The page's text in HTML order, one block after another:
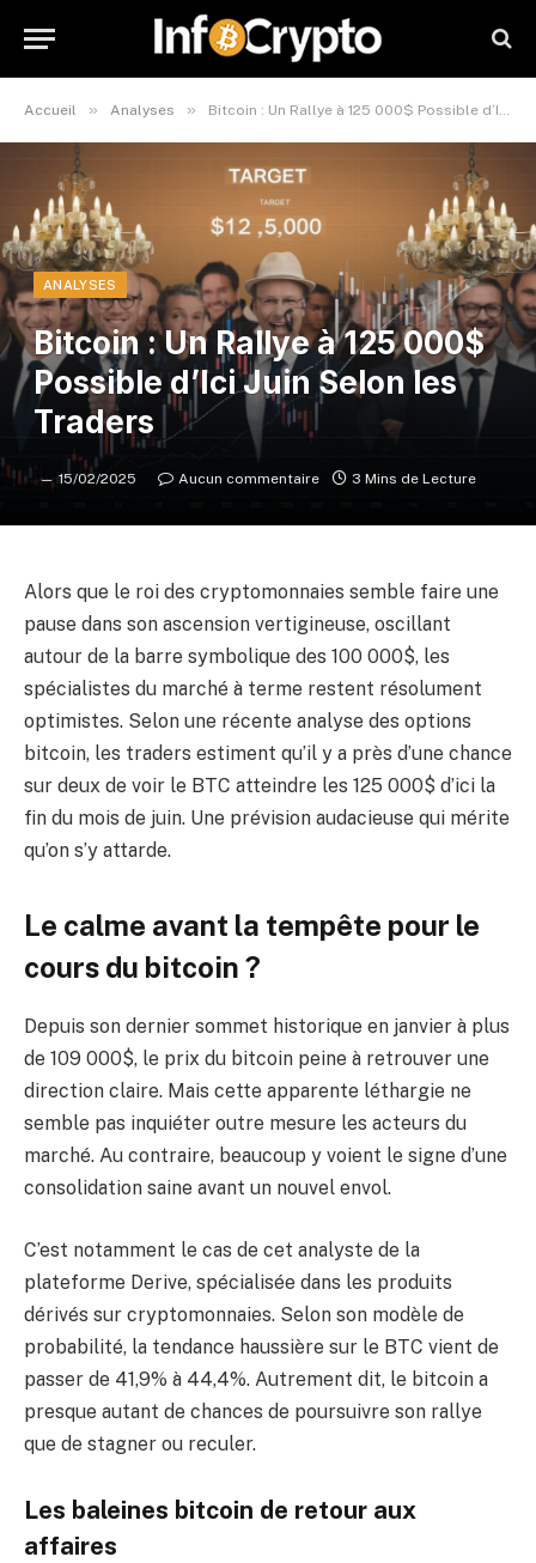
Accueil » Analyses » Bitcoin : Un Rallye à 125 000$ Possible d’Ici Juin Selon les Traders
ANALYSES
Bitcoin : Un Rallye à 125 000$
Possible d’Ici Juin Selon les
Traders
15/02/2025 Aucun commentaire 3 Mins de Lecture
Alors que le roi des cryptomonnaies semble faire une
pause dans son ascension vertigineuse, oscillant
autour de la barre symbolique des 100 000$, les
spécialistes du marché à terme restent résolument
optimistes. Selon une récente analyse des options
bitcoin, les traders estiment qu’il y a près d’une chance
sur deux de voir le BTC atteindre les 125 000$ d’ici la
fin du mois de juin. Une prévision audacieuse qui mérite
qu’on s’y attarde.
Le calme avant la tempête pour le
cours du bitcoin ?
Depuis son dernier sommet historique en janvier à plus
de 109 000$, le prix du bitcoin peine à retrouver une
direction claire. Mais cette apparente léthargie ne
semble pas inquiéter outre mesure les acteurs du
marché. Au contraire, beaucoup y voient le signe d’une
consolidation saine avant un nouvel envol.
C’est notamment le cas de cet analyste de la
plateforme Derive, spécialisée dans les produits
dérivés sur cryptomonnaies. Selon son modèle de
probabilité, la tendance haussière sur le BTC vient de
passer de 41,9% à 44,4%. Autrement dit, le bitcoin a
presque autant de chances de poursuivre son rallye
que de stagner ou reculer.
Les baleines bitcoin de retour aux
affaires